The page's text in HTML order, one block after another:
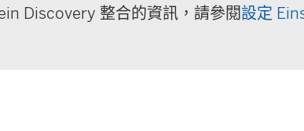
Discovery 整合的資訊，請參閱設定